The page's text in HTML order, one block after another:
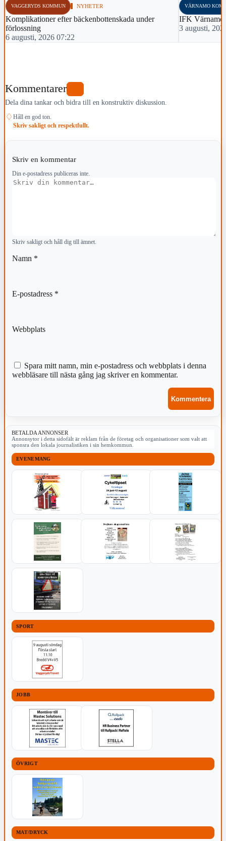
VAGGERYDS KOMMUN NYHETER
Komplikationer efter bäckenbottenskada under
förlossning
6 augusti, 2026 07:22
VÄRNAMO
IFK Värnamo
3 augusti,
Kommentarer
Dela dina tankar och bidra till en konstruktiv diskussion.
♢ Håll en god ton.
Skriv sakligt och respektfullt.
Skriv en kommentar
Din e-postadress publiceras inte.
Kommentar
Skriv sakligt och håll dig till ämnet.
Namn *
E-postadress *
Webbplats
Spara mitt namn, min e-postadress och webbplats i denna
webbläsare till nästa gång jag skriver en kommentar.
BETALDA ANNONSER
Annonsytor i detta sidofält är reklam från de företag och organisationer som valt att
sponsra den lokala journalistiken i sin hemkommun.
EVENEMANG
SPORT
JOBB
ÖVRIGT
MAT/DRYCK